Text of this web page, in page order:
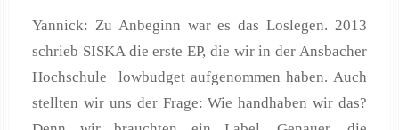
Yannick: Zu Anbeginn war es das Loslegen. 2013
schrieb SISKA die erste EP, die wir in der Ansbacher
Hochschule lowbudget aufgenommen haben. Auch
stellten wir uns der Frage: Wie handhaben wir das?